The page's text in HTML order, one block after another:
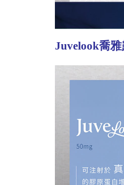
Juvelook喬